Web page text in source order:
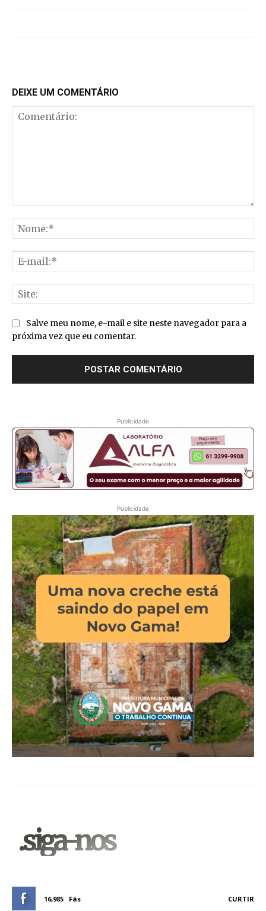
DEIXE UM COMENTÁRIO
Salve meu nome, e-mail e site neste navegador para a
próxima vez que eu comentar.
Publicidade
Publicidade
.siga-nos
16,985 Fãs CURTIR